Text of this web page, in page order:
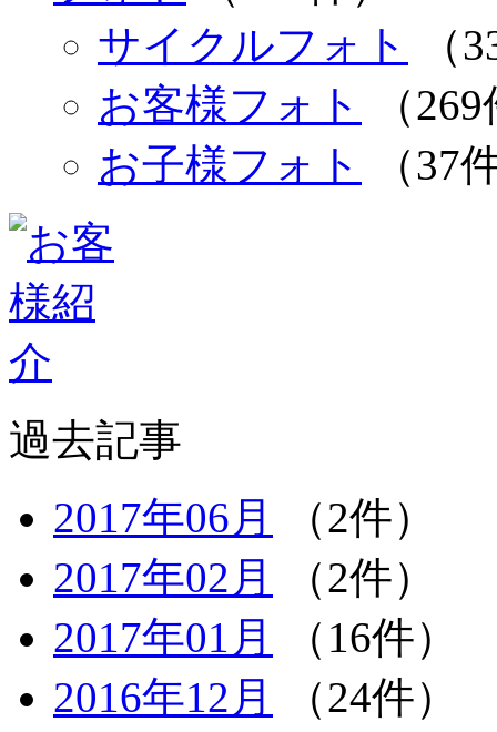
サイクルフォト
（
お客様フォト
（
お子様フォト
（37
過去記事
2017年06月
（2件）
2017年02月
（2件）
2017年01月
（16件）
2016年12月
（24件）